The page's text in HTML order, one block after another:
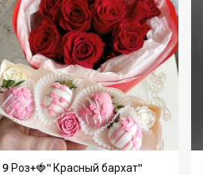
9 Роз+🍓️" Красный бархат"